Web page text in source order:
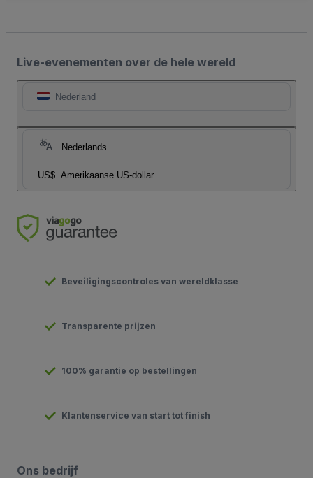
Live-evenementen over de hele wereld
Nederland
Nederlands
US$ Amerikaanse US-dollar
Beveiligingscontroles van wereldklasse
Transparente prijzen
100% garantie op bestellingen
Klantenservice van start tot finish
Ons bedrijf